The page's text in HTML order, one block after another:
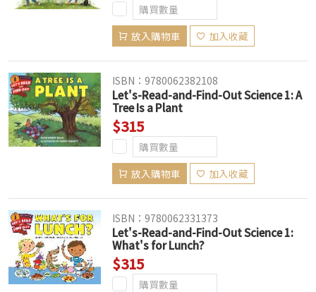
放入購物車 加入收藏
ISBN：9780062382108
Let's-Read-and-Find-Out Science 1: A
Tree Is a Plant
$315
放入購物車 加入收藏
ISBN：9780062331373
Let's-Read-and-Find-Out Science 1:
What's for Lunch?
$315